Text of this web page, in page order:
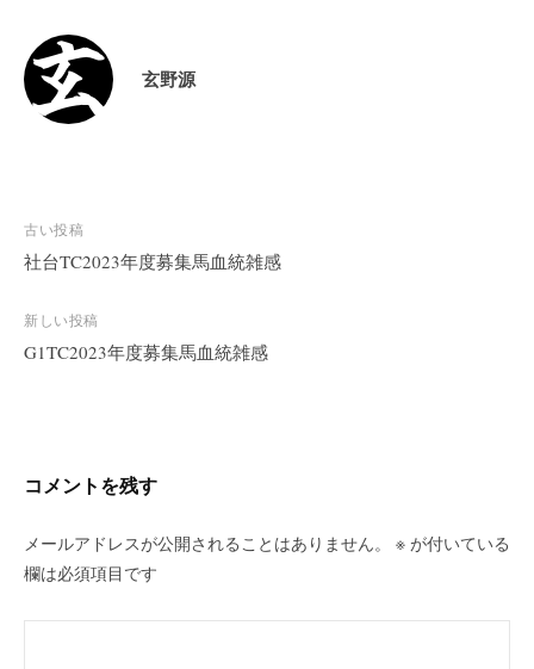
玄野源
投
稿
ビ
ゲ
ン
古い投稿
社台TC2023年度募集馬血統雑感
新しい投稿
G1TC2023年度募集馬血統雑感
コメントを残す
メールアドレスが公開されることはありません。 ※ が付いている
欄は必須項目です